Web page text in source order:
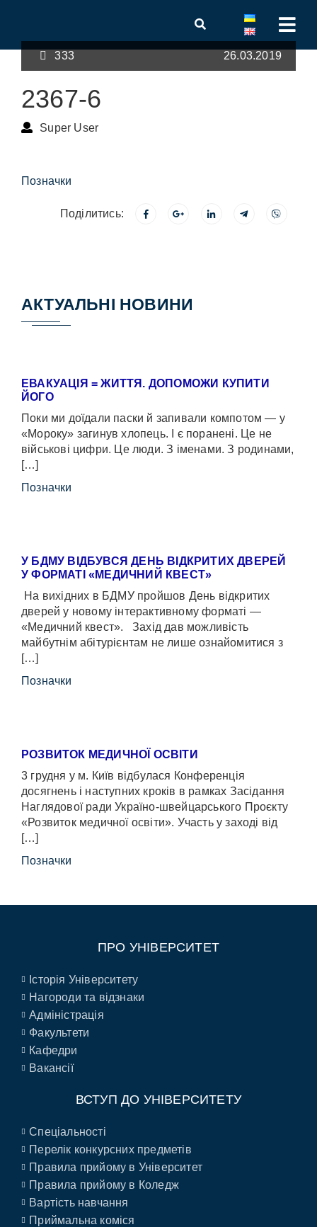
333 26.03.2019
2367-6
Super User
Позначки
Поділитись:
АКТУАЛЬНІ НОВИНИ
ЕВАКУАЦІЯ = ЖИТТЯ. ДОПОМОЖИ КУПИТИ
ЙОГО
Поки ми доїдали паски й запивали компотом — у
«Мороку» загинув хлопець. І є поранені. Це не
військові цифри. Це люди. З іменами. З родинами,
[…]
Позначки
У БДМУ ВІДБУВСЯ ДЕНЬ ВІДКРИТИХ ДВЕРЕЙ
У ФОРМАТІ «МЕДИЧНИЙ КВЕСТ»
На вихідних в БДМУ пройшов День відкритих
дверей у новому інтерактивному форматі —
«Медичний квест». Захід дав можливість
майбутнім абітурієнтам не лише ознайомитися з
[…]
Позначки
РОЗВИТОК МЕДИЧНОЇ ОСВІТИ
3 грудня у м. Київ відбулася Конференція
досягнень і наступних кроків в рамках Засідання
Наглядової ради Україно-швейцарського Проєкту
«Розвиток медичної освіти». Участь у заході від
[…]
Позначки
ПРО УНІВЕРСИТЕТ
Історія Університету
Нагороди та відзнаки
Адміністрація
Факультети
Кафедри
Вакансії
ВСТУП ДО УНІВЕРСИТЕТУ
Спеціальності
Перелік конкурсних предметів
Правила прийому в Університет
Правила прийому в Коледж
Вартість навчання
Приймальна коміся